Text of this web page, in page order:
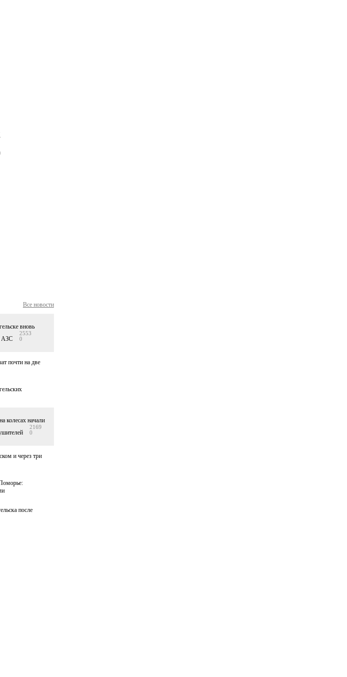
Все новости
вновь
АЗС
2553
0
почти на две
колесах начали
2169
0
и через три
после